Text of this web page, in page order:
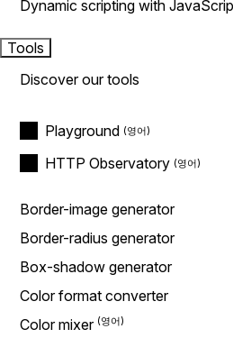
Dynamic scripting with
Tools
Discover our tools
Playground
HTTP Observatory
Border-image generator
Border-radius generator
Box-shadow generator
Color format converter
Color mixer